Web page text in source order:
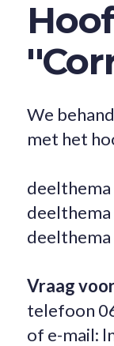
We
met het
deelthema
deelthema
deelthema
Vraag
telefoon
of e-mail: